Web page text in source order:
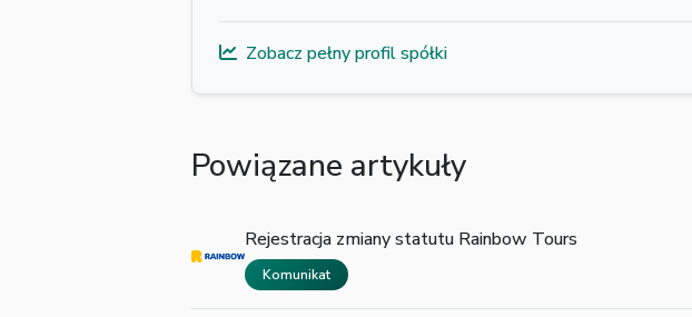
Zobacz pełny profil spółki
Powiązane artykuły
Rejestracja zmiany statutu Rainbow Tours
Komunikat